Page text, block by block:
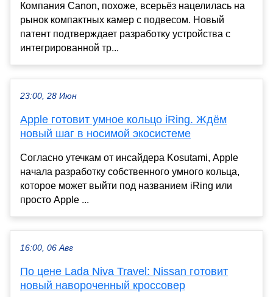
Компания Canon, похоже, всерьёз нацелилась на
рынок компактных камер с подвесом. Новый
патент подтверждает разработку устройства с
интегрированной тр...
23:00, 28 Июн
Apple готовит умное кольцо iRing. Ждём
новый шаг в носимой экосистеме
Согласно утечкам от инсайдера Kosutami, Apple
начала разработку собственного умного кольца,
которое может выйти под названием iRing или
просто Apple ...
16:00, 06 Авг
По цене Lada Niva Travel: Nissan готовит
новый навороченный кроссовер